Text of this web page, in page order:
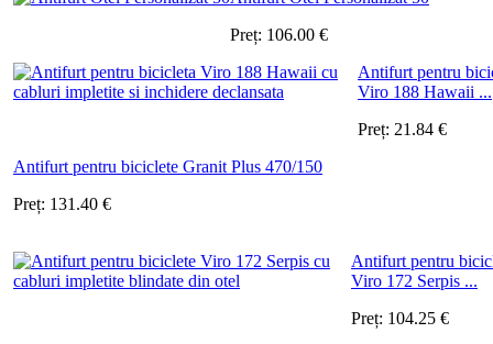
Preț: 106.00 €
Antifurt pentru
Viro 188 Hawaii ...
Preț: 21.84 €
Antifurt pentru biciclete Granit Plus 470/150
Preț: 131.40 €
Antifurt pentru
Viro 172 Serpis ...
Preț: 104.25 €